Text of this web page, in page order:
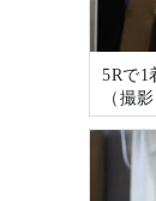
5Rで1
（撮